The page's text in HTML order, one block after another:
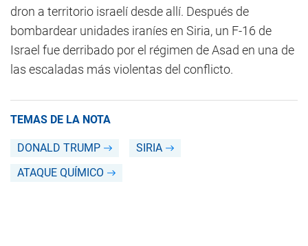
dron a territorio israelí desde allí. Después de
bombardear unidades iraníes en Siria, un F-16 de
Israel fue derribado por el régimen de Asad en una de
las escaladas más violentas del conflicto.
TEMAS DE LA NOTA
DONALD TRUMP
SIRIA
ATAQUE QUÍMICO